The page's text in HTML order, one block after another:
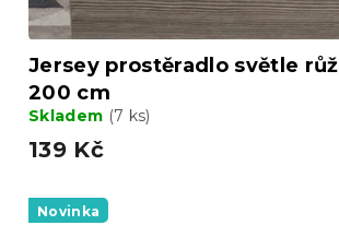
Jersey prostěradlo světle
200 cm
Skladem (7 ks)
139 Kč
Novinka